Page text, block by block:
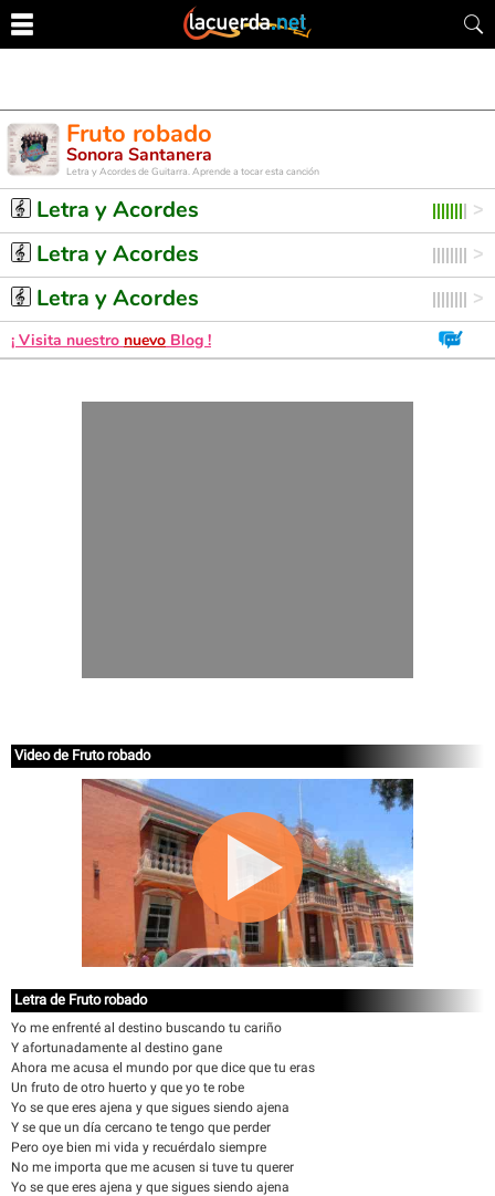
Fruto robado
Sonora Santanera
Letra y Acordes de Guitarra. Aprende a tocar esta canción
Letra y Acordes
Letra y Acordes
Letra y Acordes
¡ Visita nuestro nuevo Blog !
Video de Fruto robado
Letra de Fruto robado
Yo me enfrenté al destino buscando tu cariño
Y afortunadamente al destino gane
Ahora me acusa el mundo por que dice que tu eras
Un fruto de otro huerto y que yo te robe
Yo se que eres ajena y que sigues siendo ajena
Y se que un día cercano te tengo que perder
Pero oye bien mi vida y recuérdalo siempre
No me importa que me acusen si tuve tu querer
Yo se que eres ajena y que sigues siendo ajena